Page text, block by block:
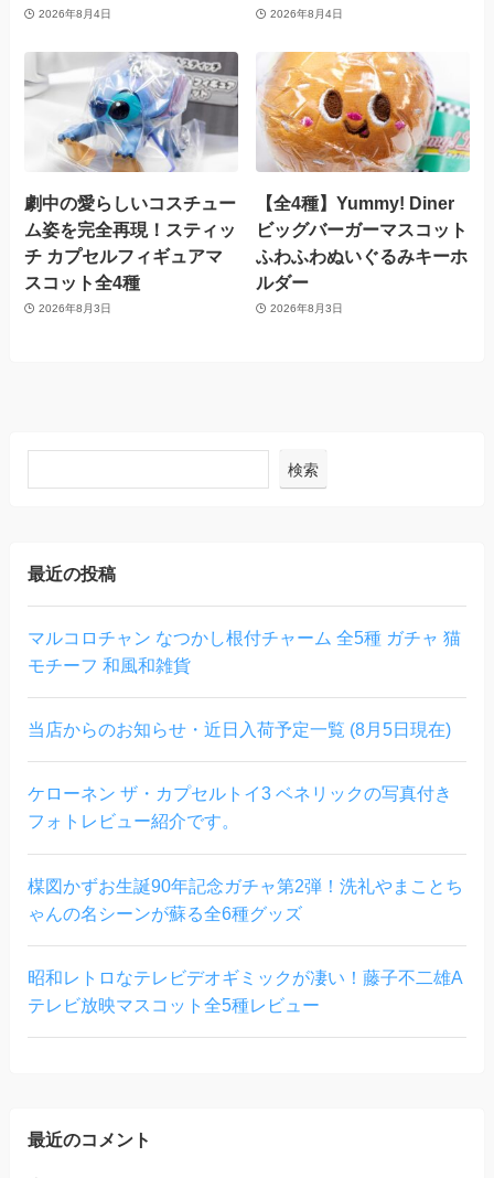
2026年8月4日 2026年8月4日
劇中の愛らしいコスチュー
ム姿を完全再現！スティッ
チ カプセルフィギュアマ
スコット全4種
2026年8月3日
【全4種】Yummy! Diner
ビッグバーガーマスコット
ふわふわぬいぐるみキーホ
ルダー
2026年8月3日
検索
最近の投稿
マルコロチャン なつかし根付チャーム 全5種 ガチャ 猫
モチーフ 和風和雑貨
当店からのお知らせ・近日入荷予定一覧 (8月5日現在)
ケローネン ザ・カプセルトイ3 ベネリックの写真付き
フォトレビュー紹介です。
楳図かずお生誕90年記念ガチャ第2弾！洗礼やまことち
ゃんの名シーンが蘇る全6種グッズ
昭和レトロなテレビデオギミックが凄い！藤子不二雄A
テレビ放映マスコット全5種レビュー
最近のコメント